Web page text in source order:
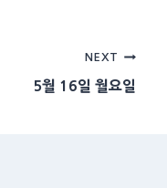
NEXT
5월 16일 월요일